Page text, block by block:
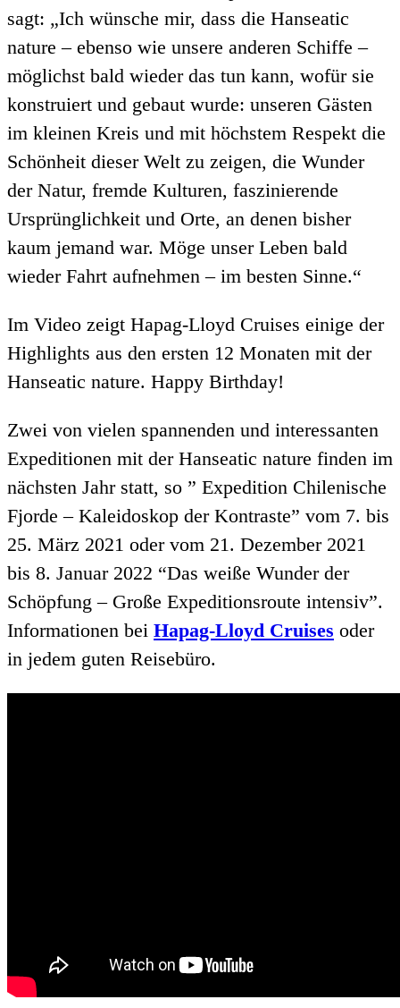
sagt: „Ich wünsche mir, dass die Hanseatic
nature – ebenso wie unsere anderen Schiffe –
möglichst bald wieder das tun kann, wofür sie
konstruiert und gebaut wurde: unseren Gästen
im kleinen Kreis und mit höchstem Respekt die
Schönheit dieser Welt zu zeigen, die Wunder
der Natur, fremde Kulturen, faszinierende
Ursprünglichkeit und Orte, an denen bisher
kaum jemand war. Möge unser Leben bald
wieder Fahrt aufnehmen – im besten Sinne.“
Im Video zeigt Hapag-Lloyd Cruises einige der
Highlights aus den ersten 12 Monaten mit der
Hanseatic nature. Happy Birthday!
Zwei von vielen spannenden und interessanten
Expeditionen mit der Hanseatic nature finden im
nächsten Jahr statt, so ” Expedition Chilenische
Fjorde – Kaleidoskop der Kontraste” vom 7. bis
25. März 2021 oder vom 21. Dezember 2021
bis 8. Januar 2022 “Das weiße Wunder der
Schöpfung – Große Expeditionsroute intensiv”.
Informationen bei Hapag-Lloyd Cruises oder
in jedem guten Reisebüro.